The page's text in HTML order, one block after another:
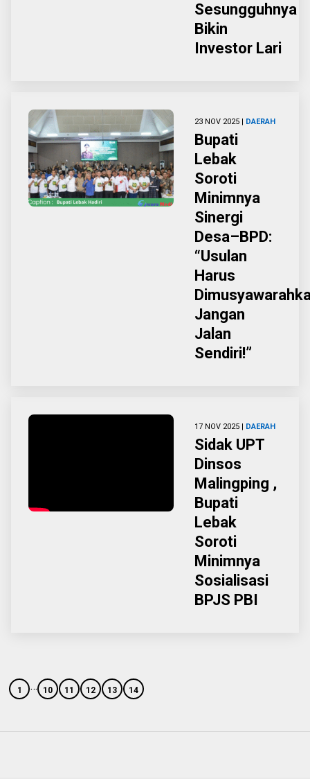
Sesungguhnya
Bikin
Investor Lari
23 NOV 2025 | DAERAH
Bupati
Lebak
Soroti
Minimnya
Sinergi
Desa–BPD:
“Usulan
Harus
Jangan
Jalan
Sendiri!”
17 NOV 2025 | DAERAH
Sidak UPT
Dinsos
Malingping ,
Bupati
Lebak
Soroti
Minimnya
Sosialisasi
BPJS PBI
1 … 10 11 12 13 14